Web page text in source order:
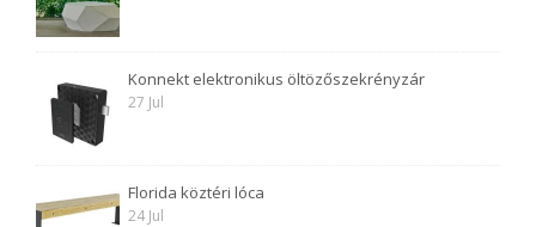
Konnekt elektronikus öltözőszekrényzár
27 Jul
Florida köztéri lóca
24 Jul